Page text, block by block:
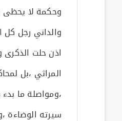
وحكمة لا يحظى
والداني رجل كل
اذن حلت
المراثي ،بل
،ومواصلة ما
سيرته الوضاءة